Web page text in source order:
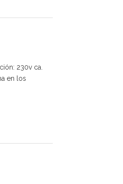
230v ca.
en los